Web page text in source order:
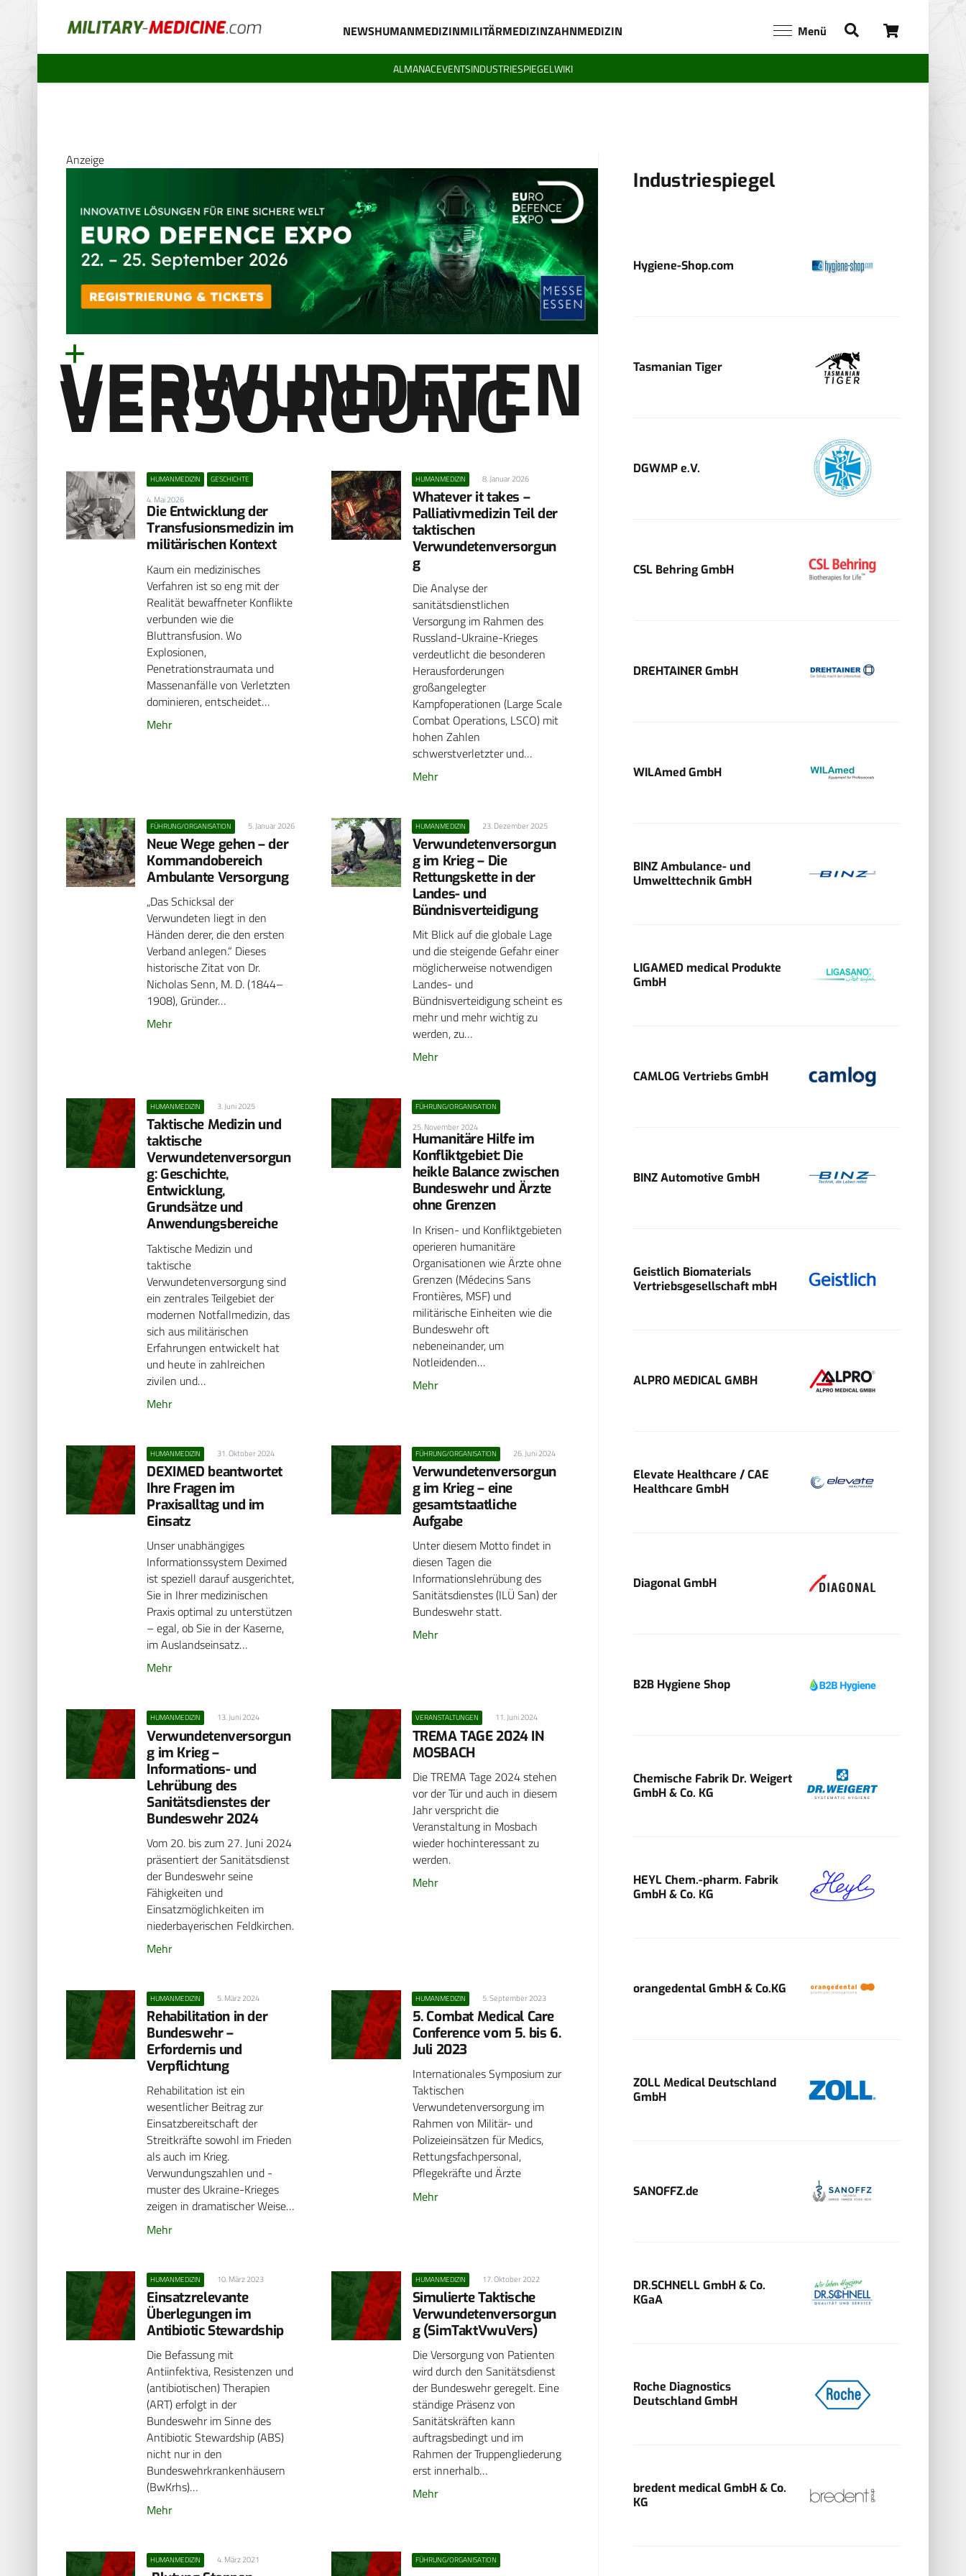
NEWSHUMANMEDIZINMILITÄRMEDIZINZAHNMEDIZIN Menü
ALMANACEVENTSINDUSTRIESPIEGELWIKI
Anzeige
VERWUNDETEN
VERSORGUNG
HUMANMEDIZIN GESCHICHTE
4. Mai 2026
Die Entwicklung der
Transfusionsmedizin im
militärischen Kontext
Kaum ein medizinisches
Verfahren ist so eng mit der
Realität bewaffneter Konflikte
verbunden wie die
Bluttransfusion. Wo
Explosionen,
Penetrationstraumata und
Massenanfälle von Verletzten
dominieren, entscheidet…
Mehr
HUMANMEDIZIN 8. Januar 2026
Whatever it takes –
Palliativmedizin Teil der
taktischen
Verwundetenversorgun
g
Die Analyse der
sanitätsdienstlichen
Versorgung im Rahmen des
Russland-Ukraine-Krieges
verdeutlicht die besonderen
Herausforderungen
großangelegter
Kampfoperationen (Large Scale
Combat Operations, LSCO) mit
hohen Zahlen
schwerstverletzter und…
Mehr
FÜHRUNG/ORGANISATION 5. Januar 2026
Neue Wege gehen – der
Kommandobereich
Ambulante Versorgung
„Das Schicksal der
Verwundeten liegt in den
Händen derer, die den ersten
Verband anlegen.“ Dieses
historische Zitat von Dr.
Nicholas Senn, M. D. (1844–
1908), Gründer…
Mehr
HUMANMEDIZIN 23. Dezember 2025
Verwundetenversorgun
g im Krieg – Die
Rettungskette in der
Landes- und
Bündnisverteidigung
Mit Blick auf die globale Lage
und die steigende Gefahr einer
möglicherweise notwendigen
Landes- und
Bündnisverteidigung scheint es
mehr und mehr wichtig zu
werden, zu…
Mehr
HUMANMEDIZIN 3. Juni 2025
Taktische Medizin und
taktische
Verwundetenversorgun
g: Geschichte,
Entwicklung,
Grundsätze und
Anwendungsbereiche
Taktische Medizin und
taktische
Verwundetenversorgung sind
ein zentrales Teilgebiet der
modernen Notfallmedizin, das
sich aus militärischen
Erfahrungen entwickelt hat
und heute in zahlreichen
zivilen und…
Mehr
FÜHRUNG/ORGANISATION
25. November 2024
Humanitäre Hilfe im
Konfliktgebiet: Die
heikle Balance zwischen
Bundeswehr und Ärzte
ohne Grenzen
In Krisen- und Konfliktgebieten
operieren humanitäre
Organisationen wie Ärzte ohne
Grenzen (Médecins Sans
Frontières, MSF) und
militärische Einheiten wie die
Bundeswehr oft
nebeneinander, um
Notleidenden…
Mehr
HUMANMEDIZIN 31. Oktober 2024
DEXIMED beantwortet
Ihre Fragen im
Praxisalltag und im
Einsatz
Unser unabhängiges
Informationssystem Deximed
ist speziell darauf ausgerichtet,
Sie in Ihrer medizinischen
Praxis optimal zu unterstützen
– egal, ob Sie in der Kaserne,
im Auslandseinsatz…
Mehr
FÜHRUNG/ORGANISATION 26. Juni 2024
Verwundetenversorgun
g im Krieg – eine
gesamtstaatliche
Aufgabe
Unter diesem Motto findet in
diesen Tagen die
Informationslehrübung des
Sanitätsdienstes (ILÜ San) der
Bundeswehr statt.
Mehr
HUMANMEDIZIN 13. Juni 2024
Verwundetenversorgun
g im Krieg –
Informations- und
Lehrübung des
Sanitätsdienstes der
Bundeswehr 2024
Vom 20. bis zum 27. Juni 2024
präsentiert der Sanitätsdienst
der Bundeswehr seine
Fähigkeiten und
Einsatzmöglichkeiten im
niederbayerischen Feldkirchen.
Mehr
VERANSTALTUNGEN 11. Juni 2024
TREMA TAGE 2024 IN
MOSBACH
Die TREMA Tage 2024 stehen
vor der Tür und auch in diesem
Jahr verspricht die
Veranstaltung in Mosbach
wieder hochinteressant zu
werden.
Mehr
HUMANMEDIZIN 5. März 2024
Rehabilitation in der
Bundeswehr –
Erfordernis und
Verpflichtung
Rehabilitation ist ein
wesentlicher Beitrag zur
Einsatzbereitschaft der
Streitkräfte sowohl im Frieden
als auch im Krieg.
Verwundungszahlen und -
muster des Ukraine-Krieges
zeigen in dramatischer Weise…
Mehr
HUMANMEDIZIN 5. September 2023
5. Combat Medical Care
Conference vom 5. bis 6.
Juli 2023
Internationales Symposium zur
Taktischen
Verwundetenversorgung im
Rahmen von Militär- und
Polizeieinsätzen für Medics,
Rettungsfachpersonal,
Pflegekräfte und Ärzte
Mehr
HUMANMEDIZIN 10. März 2023
Einsatzrelevante
Überlegungen im
Antibiotic Stewardship
Die Befassung mit
Antiinfektiva, Resistenzen und
(antibiotischen) Therapien
(ART) erfolgt in der
Bundeswehr im Sinne des
Antibiotic Stewardship (ABS)
nicht nur in den
Bundeswehrkrankenhäusern
(BwKrhs)…
Mehr
HUMANMEDIZIN 17. Oktober 2022
Simulierte Taktische
Verwundetenversorgun
g (SimTaktVwuVers)
Die Versorgung von Patienten
wird durch den Sanitätsdienst
der Bundeswehr geregelt. Eine
ständige Präsenz von
Sanitätskräften kann
auftragsbedingt und im
Rahmen der Truppengliederung
erst innerhalb…
Mehr
HUMANMEDIZIN 4. März 2021 FÜHRUNG/ORGANISATION
Industriespiegel
Hygiene-Shop.com
Tasmanian Tiger
DGWMP e.V.
CSL Behring GmbH
DREHTAINER GmbH
WILAmed GmbH
BINZ Ambulance- und
Umwelttechnik GmbH
LIGAMED medical Produkte
GmbH
CAMLOG Vertriebs GmbH
BINZ Automotive GmbH
Geistlich Biomaterials
Vertriebsgesellschaft mbH
ALPRO MEDICAL GMBH
Elevate Healthcare / CAE
Healthcare GmbH
Diagonal GmbH
B2B Hygiene Shop
Chemische Fabrik Dr. Weigert
GmbH & Co. KG
HEYL Chem.-pharm. Fabrik
GmbH & Co. KG
orangedental GmbH & Co.KG
ZOLL Medical Deutschland
GmbH
SANOFFZ.de
DR.SCHNELL GmbH & Co.
KGaA
Roche Diagnostics
Deutschland GmbH
bredent medical GmbH & Co.
KG